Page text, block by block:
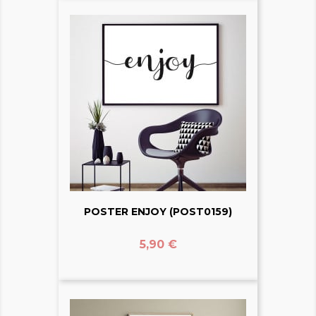
POSTER ENJOY (POST0159)
Prix
5,90 €